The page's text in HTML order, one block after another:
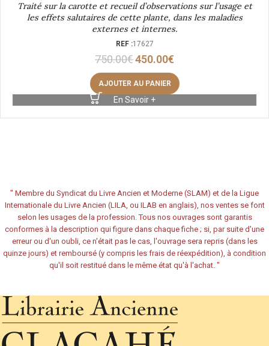
Traité sur la carotte et recueil d’observations sur l’usage et
les effets salutaires de cette plante, dans les maladies
externes et internes.
REF :17627
750.00€450.00€
AJOUTER AU PANIER
En Savoir +
" Membre du Syndicat du Livre Ancien et Moderne (SLAM) et de la Ligue
Internationale du Livre Ancien (LILA, ou ILAB en anglais), nos ventes se font
selon les usages de la profession. Tous nos ouvrages sont garantis
conformes à la description qui figure dans chaque fiche ; si, par suite d'une
erreur ou d'un oubli, ce n'était pas le cas, l'ouvrage sera repris (dans les
quinze jours) et remboursé (y compris les frais de réexpédition), à condition
qu'il soit restitué dans le même état qu'à l'achat. "